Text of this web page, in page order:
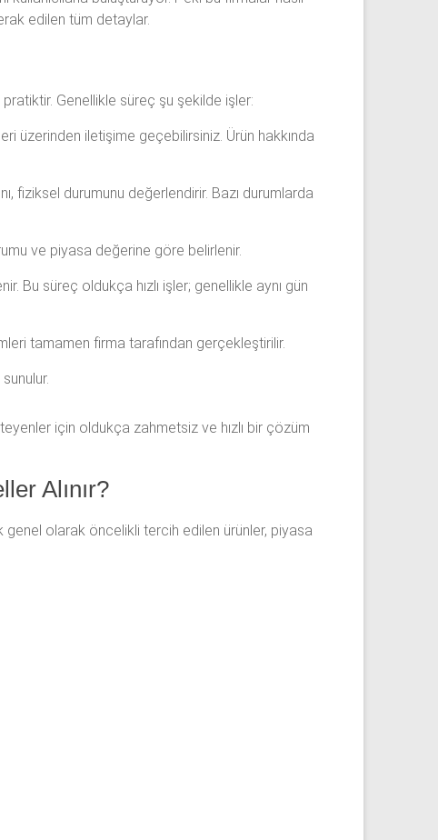
edilen tüm detaylar.
Genellikle süreç şu şekilde işler:
üzerinden iletişime geçebilirsiniz. Ürün hakkında
fiziksel durumunu değerlendirir. Bazı durumlarda
ve piyasa değerine göre belirlenir.
Bu süreç oldukça hızlı işler; genellikle aynı gün
tamamen firma tarafından gerçekleştirilir.
için oldukça zahmetsiz ve hızlı bir çözüm
Alınır?
olarak öncelikli tercih edilen ürünler, piyasa